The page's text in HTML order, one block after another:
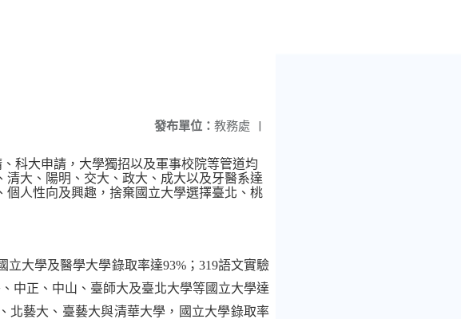
發布單位： 教務處 |
科大申請，大學獨招以及軍事校院等管道均
大、陽明、交大、政大、成大以及牙醫系達
個人性向及興趣，捨棄國立大學選擇臺北、桃
立大學及醫學大學錄取率達93%； 319語文實驗
中正、中山、臺師大及臺北大學等國立大學達
北藝大、臺藝大與清華大學，國立大學錄取率